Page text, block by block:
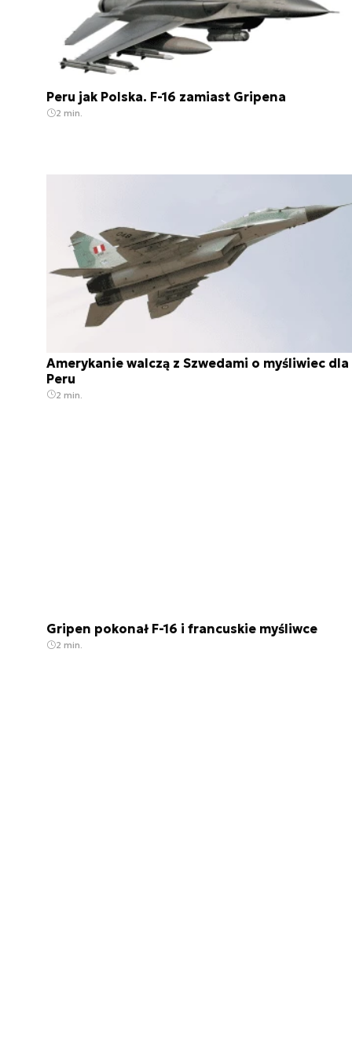
Peru jak Polska. F-16 zamiast Gripena
2 min.
Amerykanie walczą z Szwedami o myśliwiec dla
Peru
2 min.
Gripen pokonał F-16 i francuskie myśliwce
2 min.